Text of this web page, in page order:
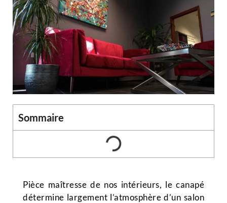
Sommaire
Pièce maîtresse de nos intérieurs, le canapé
détermine largement l’atmosphère d’un salon